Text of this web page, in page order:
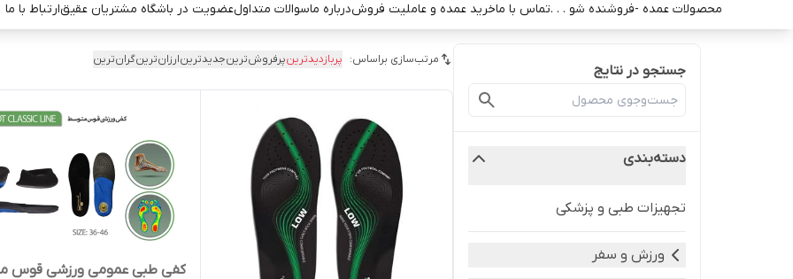
محصولات عمده -فروشنده شو . . .تماس با ماخرید عمده و عاملیت فروشدرباره ماسوالات متداولعضویت در باشگاه مشتریان عقیقارتباط با ما
جستجو در نتایج
دسته‌بندی
تجهیزات طبی و پزشکی
ورزش و سفر
مرتب‌سازی براساس: پربازدیدترینپرفروش‌ترینجدیدترینارزان‌ترینگران‌ترین
کفی طبی عمومی ورزشی قوس